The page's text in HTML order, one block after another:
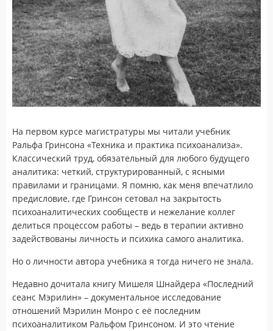
На первом курсе магистратуры мы читали учебник
Ральфа Гринсона «Техника и практика психоанализа».
Классический труд, обязательный для любого будущего
аналитика: четкий, структурированный, с ясными
правилами и границами. Я помню, как меня впечатлило
предисловие, где Гринсон сетовал на закрытость
психоаналитических сообществ и нежелание коллег
делиться процессом работы – ведь в терапии активно
задействованы личность и психика самого аналитика.
Но о личности автора учебника я тогда ничего не знала.
Недавно дочитала книгу Мишеля Шнайдера «Последний
сеанс Мэрилин» – документальное исследование
отношений Мэрилин Монро с её последним
психоаналитиком Ральфом Гринсоном. И это чтение